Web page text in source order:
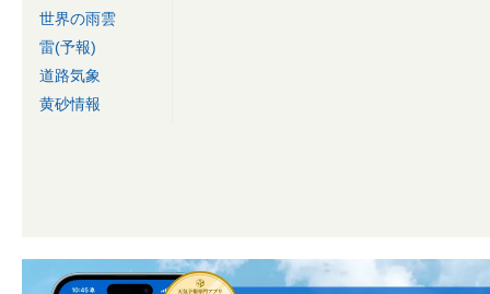
世界の雨雲
雷(予報)
道路気象
黄砂情報